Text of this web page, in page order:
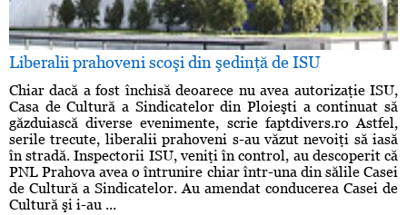
Liberalii prahoveni scoşi din şedinţă de ISU
Chiar dacă a fost închisă deoarece nu avea autorizaţie ISU,
Casa de Cultură a Sindicatelor din Ploieşti a continuat să
găzduiască diverse evenimente, scrie faptdivers.ro Astfel,
serile trecute, liberalii prahoveni s-au văzut nevoiţi să iasă
în stradă. Inspectorii ISU, veniţi în control, au descoperit că
PNL Prahova avea o întrunire chiar într-una din sălile Casei
de Cultură a Sindicatelor. Au amendat conducerea Casei de
Cultură şi i-au ...